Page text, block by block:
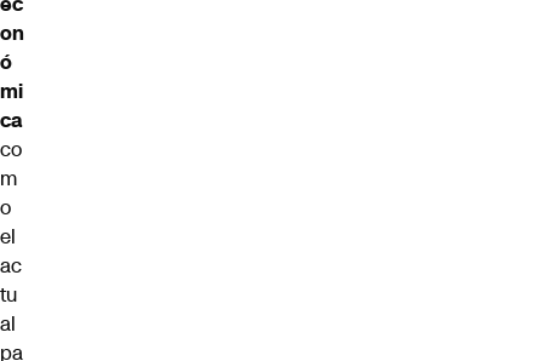
on
ó
mi
ca
co
m
o
el
ac
tu
al
pa